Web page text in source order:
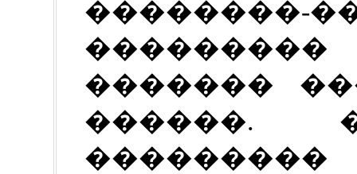
��������-
�������
������.